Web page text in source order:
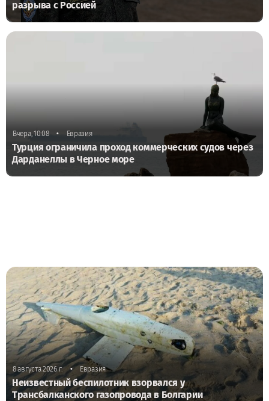
разрыва с Россией
Вчера, 10:08 • Евразия
Турция ограничила проход коммерческих судов через
Дарданеллы в Черное море
8 августа 2026 г. • Евразия
Неизвестный беспилотник взорвался у
Трансбалканского газопровода в Болгарии